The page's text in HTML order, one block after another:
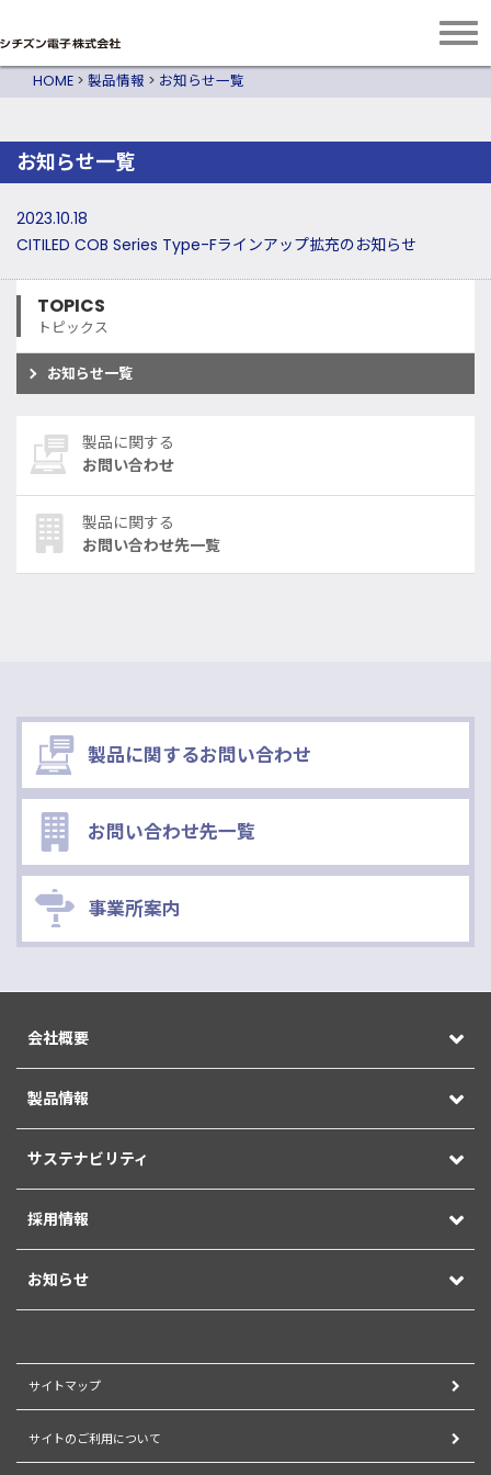
HOME > 製品情報 > お知らせ一覧
お知らせ一覧
2023.10.18
CITILED COB Series Type-Fラインアップ拡充のお知らせ
TOPICS
トピックス
お知らせ一覧
製品に関する
お問い合わせ
製品に関する
お問い合わせ先一覧
製品に関するお問い合わせ
お問い合わせ先一覧
事業所案内
会社概要
製品情報
サステナビリティ
採用情報
お知らせ
サイトマップ
サイトのご利用について